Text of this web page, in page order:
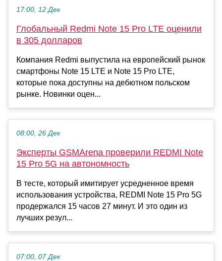
17:00, 12 Дек
Глобальный Redmi Note 15 Pro LTE оценили
в 305 долларов
Компания Redmi выпустила на европейский рынок
смартфоны Note 15 LTE и Note 15 Pro LTE,
которые пока доступны на дебютном польском
рынке. Новинки оцен...
08:00, 26 Дек
Эксперты GSMArena проверили REDMI Note
15 Pro 5G на автономность
В тесте, который имитирует усредненное время
использования устройства, REDMI Note 15 Pro 5G
продержался 15 часов 27 минут. И это один из
лучших резул...
07:00, 07 Дек